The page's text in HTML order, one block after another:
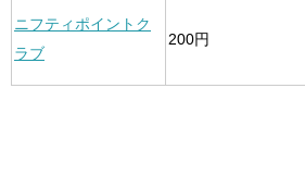
ニフティポイントク
ラブ
200円